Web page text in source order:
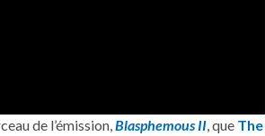
de l’émission, Blasphemous II , que The